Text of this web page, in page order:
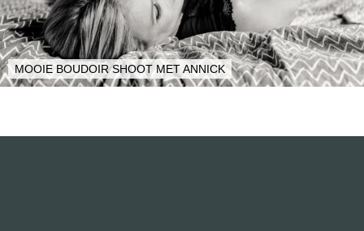
MOOIE BOUDOIR SHOOT MET ANNICK